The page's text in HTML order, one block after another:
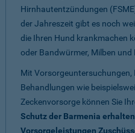
Hirnhautentzündungen
der Jahreszeit gibt es noch
die Ihren Hund krankmachen
oder Bandwürmer, Milben und
Mit Vorsorgeuntersuchungen,
Behandlungen wie
Zeckenvorsorge können Sie
Schutz der Barmenia
Vorsorgeleistungen